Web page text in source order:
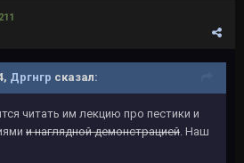
Дргнгр сказал:
читать им лекцию про пестики и
и наглядной демонстрацией . Наш